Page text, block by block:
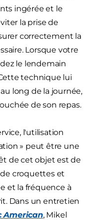
ingérée et le
la prise de
correctement la
Lorsque votre
le lendemain
technique lui
long de la journée,
de son repas.
l'utilisation
» peut être une
de cet objet est de
croquettes et
et la fréquence à
Dans un entretien
American, Mikel